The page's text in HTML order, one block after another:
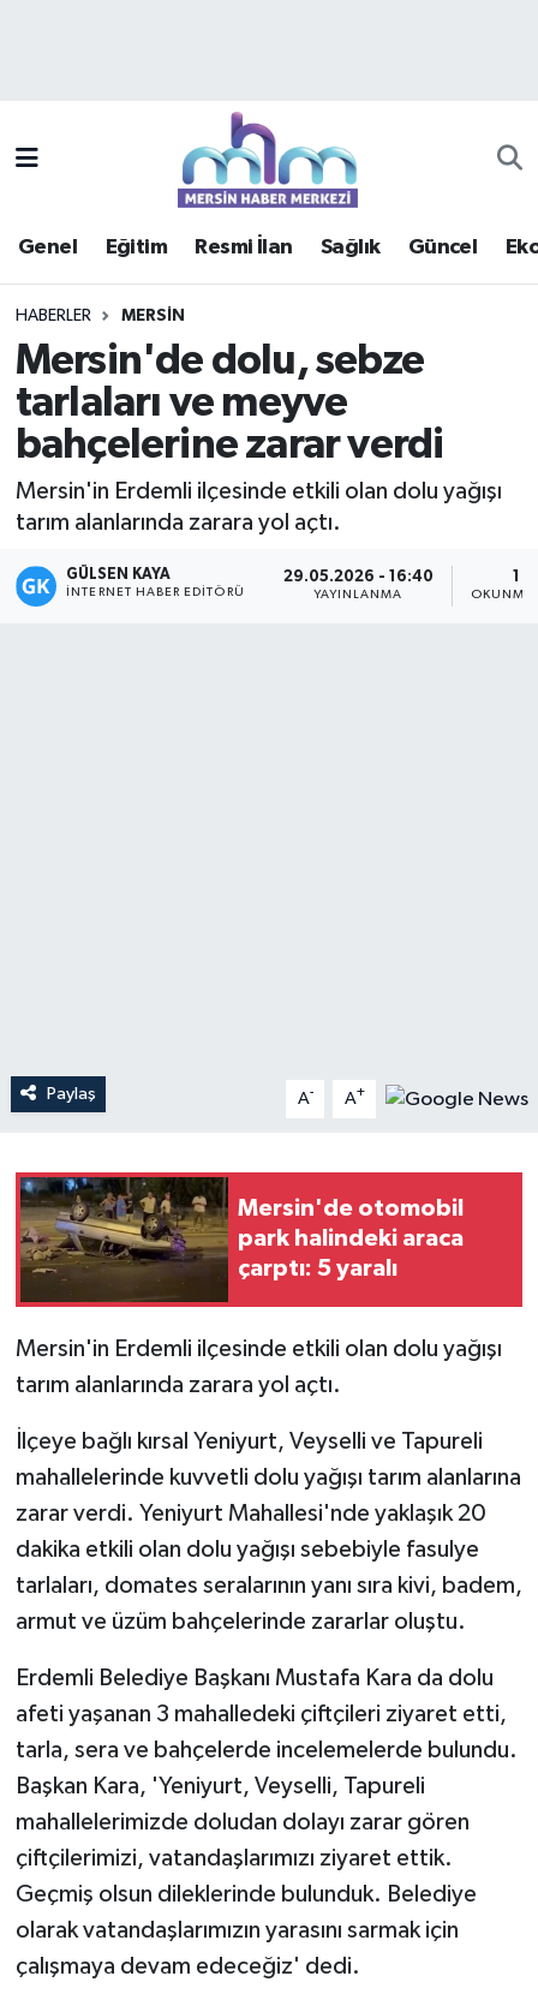
Genel Eğitim Resmi İlan Sağlık Güncel
HABERLER MERSIN
Mersin'de dolu, sebze
tarlaları ve meyve
bahçelerine zarar verdi
Mersin'in Erdemli ilçesinde etkili olan dolu yağışı
tarım alanlarında zarara yol açtı.
GÜLSEN KAYA
İNTERNET HABER EDITÖRÜ
29.05.2026 - 16:40
YAYINLANMA OKUNMA
Paylaş A- A+
Mersin'de otomobil
park halindeki araca
çarptı: 5 yaralı
Mersin'in Erdemli ilçesinde etkili olan dolu yağışı
tarım alanlarında zarara yol açtı.
İlçeye bağlı kırsal Yeniyurt, Veyselli ve Tapureli
mahallelerinde kuvvetli dolu yağışı tarım alanlarına
zarar verdi. Yeniyurt Mahallesi'nde yaklaşık 20
dakika etkili olan dolu yağışı sebebiyle fasulye
tarlaları, domates seralarının yanı sıra kivi, badem,
armut ve üzüm bahçelerinde zararlar oluştu.
Erdemli Belediye Başkanı Mustafa Kara da dolu
afeti yaşanan 3 mahalledeki çiftçileri ziyaret etti,
tarla, sera ve bahçelerde incelemelerde bulundu.
Başkan Kara, 'Yeniyurt, Veyselli, Tapureli
mahallelerimizde doludan dolayı zarar gören
çiftçilerimizi, vatandaşlarımızı ziyaret ettik.
Geçmiş olsun dileklerinde bulunduk. Belediye
olarak vatandaşlarımızın yarasını sarmak için
çalışmaya devam edeceğiz' dedi.
Güncel
Haberde insan
Kültür - Sanat
Magazin
Yaşam
Mersin Trafik Yoğunluk Haritası
Süper Lig Puan Durumu ve Fikstür
Haber Arşivi